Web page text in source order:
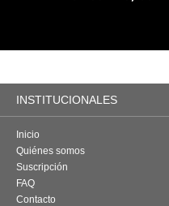
INSTITUCIONALES
Inicio
Quiénes somos
Suscripción
FAQ
Contacto